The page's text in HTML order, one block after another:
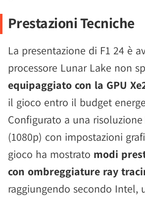
Prestazioni Tecniche
La presentazione di F1 24 è
processore Lunar Lake non
equipaggiato con la GPU
il gioco entro il budget
Configurato a una
(1080p) con impostazioni
gioco ha mostrato modi
con ombreggiature ray
raggiungendo secondo Intel,